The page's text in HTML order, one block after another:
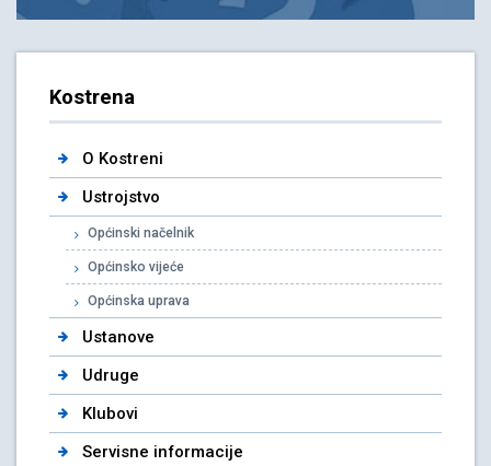
Kostrena
O Kostreni
Ustrojstvo
Općinski načelnik
Općinsko vijeće
Općinska uprava
Ustanove
Udruge
Klubovi
Servisne informacije